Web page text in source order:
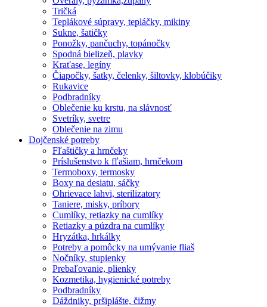
Tričká
Teplákové súpravy, tepláčky, mikiny
Sukne, šatičky
Ponožky, pančuchy, topánočky
Spodná bielizeň, plavky
Kraťase, legíny
Čiapočky, šatky, čelenky, šiltovky, klobúčiky
Rukavice
Podbradníky
Oblečenie ku krstu, na slávnosť
Svetríky, svetre
Oblečenie na zimu
Dojčenské potreby
Fľaštičky a hrnčeky
Príslušenstvo k fľašiam, hrnčekom
Termoboxy, termosky
Boxy na desiatu, sáčky
Ohrievace lahvi, sterilizatory
Taniere, misky, príbory
Cumlíky, retiazky na cumlíky
Retiazky a púzdra na cumlíky
Hryzátka, hrkálky
Potreby a pomôcky na umývanie fliaš
Nočníky, stupienky
Prebaľovanie, plienky
Kozmetika, hygienické potreby
Podbradníky
Dáždniky, pršiplášte, čižmy